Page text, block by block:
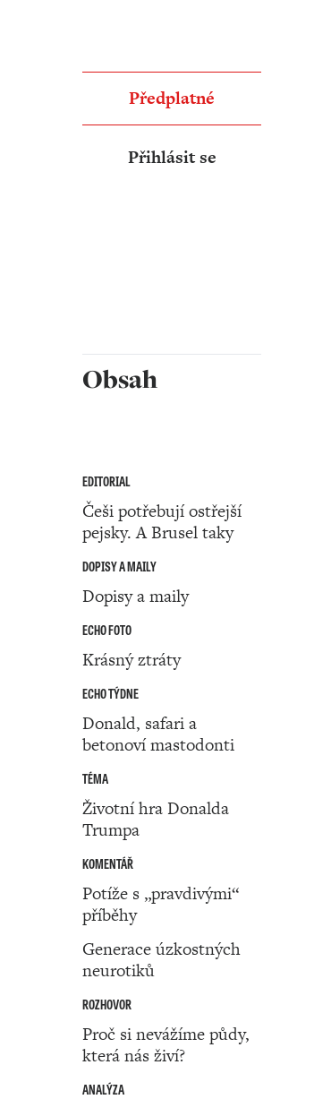
Předplatné
Přihlásit se
Obsah
EDITORIAL
Češi potřebují ostřejší
pejsky. A Brusel taky
DOPISY A MAILY
Dopisy a maily
ECHO FOTO
Krásný ztráty
ECHO TÝDNE
Donald, safari a
betonoví mastodonti
TÉMA
Životní hra Donalda
Trumpa
KOMENTÁŘ
Potíže s „pravdivými“
příběhy
Generace úzkostných
neurotiků
ROZHOVOR
Proč si nevážíme půdy,
která nás živí?
ANALÝZA